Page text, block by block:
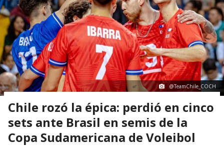
@TeamChile_COCH
Chile rozó la épica: perdió en cinco
sets ante Brasil en semis de la
Copa Sudamericana de Voleibol